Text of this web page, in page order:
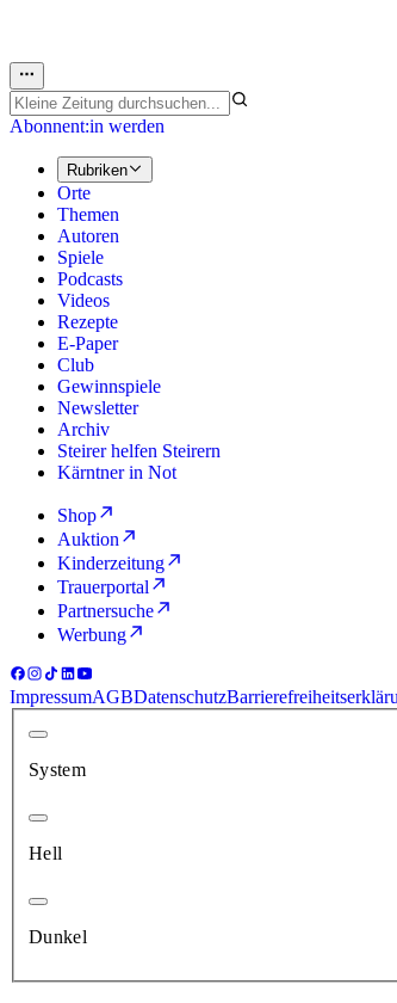
Abonnent:in werden
Rubriken
Orte
Themen
Autoren
Spiele
Podcasts
Videos
Rezepte
E-Paper
Club
Gewinnspiele
Newsletter
Archiv
Steirer helfen Steirern
Kärntner in Not
Shop
Auktion
Kinderzeitung
Trauerportal
Partnersuche
Werbung
ImpressumAGBDatenschutz
System
Hell
Dunkel